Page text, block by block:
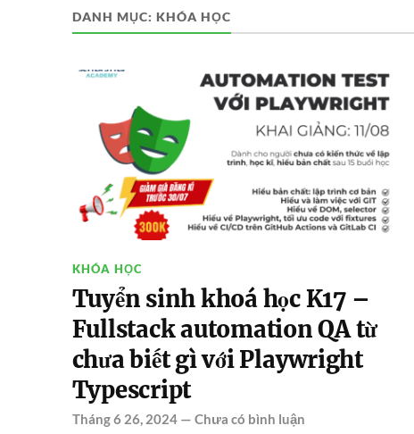
DANH MỤC: KHÓA HỌC
KHÓA HỌC
Tuyển sinh khoá học K17 –
Fullstack automation QA từ
chưa biết gì với Playwright
Typescript
Tháng 6 26, 2024— Chưa có bình luận